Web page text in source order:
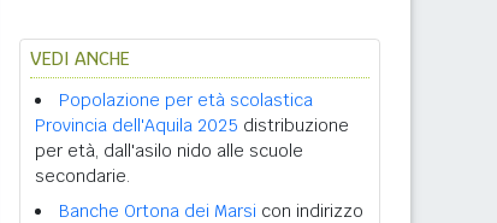
VEDI ANCHE
Popolazione per età scolastica
Provincia dell'Aquila 2025 distribuzione
per età, dall'asilo nido alle scuole
secondarie.
Banche Ortona dei Marsi con indirizzo